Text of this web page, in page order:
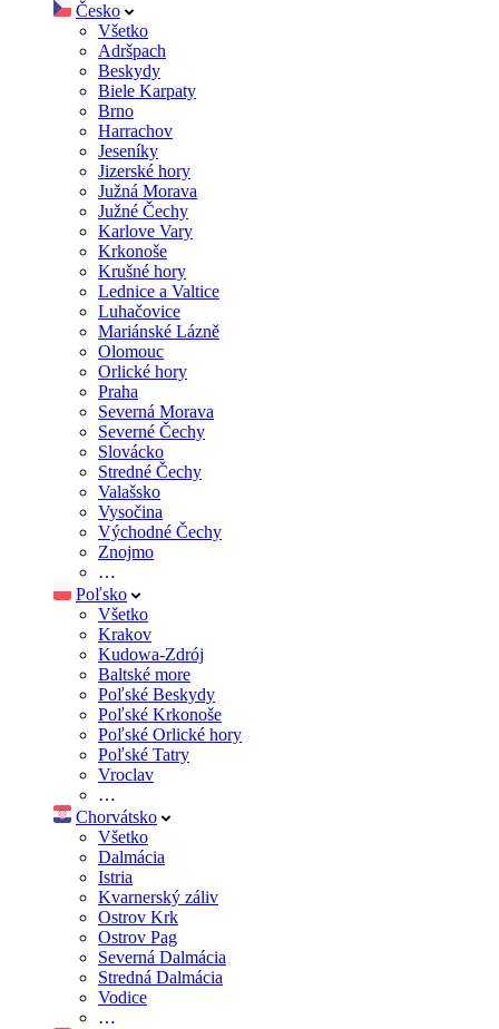
Česko
Všetko
Adršpach
Beskydy
Biele Karpaty
Brno
Harrachov
Jeseníky
Jizerské hory
Južná Morava
Južné Čechy
Karlove Vary
Krkonoše
Krušné hory
Lednice a Valtice
Luhačovice
Mariánské Lázně
Olomouc
Orlické hory
Praha
Severná Morava
Severné Čechy
Slovácko
Stredné Čechy
Valašsko
Vysočina
Východné Čechy
Znojmo
…
Poľsko
Všetko
Krakov
Kudowa-Zdrój
Baltské more
Poľské Beskydy
Poľské Krkonoše
Poľské Orlické hory
Poľské Tatry
Vroclav
…
Chorvátsko
Všetko
Dalmácia
Istria
Kvarnerský záliv
Ostrov Krk
Ostrov Pag
Severná Dalmácia
Stredná Dalmácia
Vodice
…